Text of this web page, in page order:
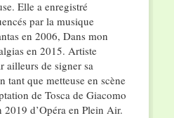
Elle a enregistré
par la musique
en 2006, Dans mon
en 2015. Artiste
ailleurs de signer sa
tant que metteuse en scène
de Tosca de Giacomo
d’Opéra en Plein Air.